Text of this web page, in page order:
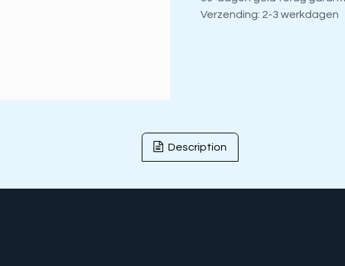
Verzending: 2-3 werkdagen
Description